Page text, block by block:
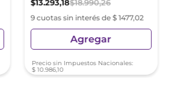
$13.293,18$18.990,26
9 cuotas sin interés de $ 1477,02
Agregar
Precio sin Impuestos Nacionales:
$ 10.986,10